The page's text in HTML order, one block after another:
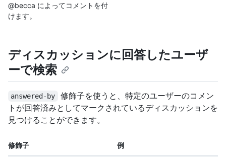
@becca によってコメントを付
けます。
ディスカッションに回答したユーザ
ーで検索
answered-by
修飾子を使うと、特定のユーザーのコメン
トが回答済みとしてマークされているディスカッションを
見つけることができます。
修飾子 例